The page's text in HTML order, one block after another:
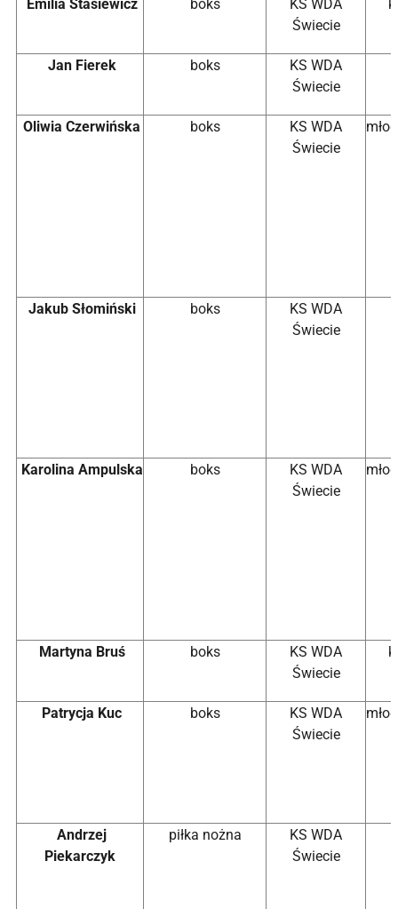
Emilia Stasiewicz boks
KS WDA
Świecie
Jan Fierek boks
KS WDA
Świecie
Oliwia Czerwińska boks
KS WDA
Świecie
Jakub Słomiński boks
KS WDA
Świecie
Karolina Ampulska boks
KS WDA
Świecie
Martyna Bruś boks
KS WDA
Świecie
Patrycja Kuc boks
KS WDA
Świecie
Andrzej
Piekarczyk
piłka nożna
KS WDA
Świecie